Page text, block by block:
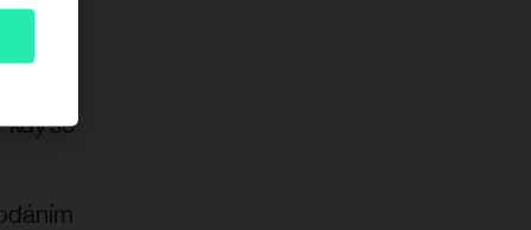
kdy se